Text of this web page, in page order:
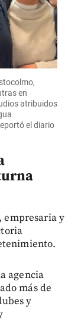
en
atribuidos
el diario
empresaria y
agencia
más de
y